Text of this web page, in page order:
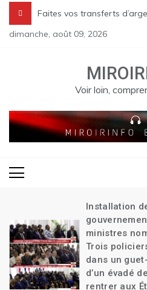
content
Le bilan des massacres
Faites vos transferts
dimanche, août 09, 2026
Voir loin,
Installation
ministres
Trois
dans un
d’un évadé
rentrer aux